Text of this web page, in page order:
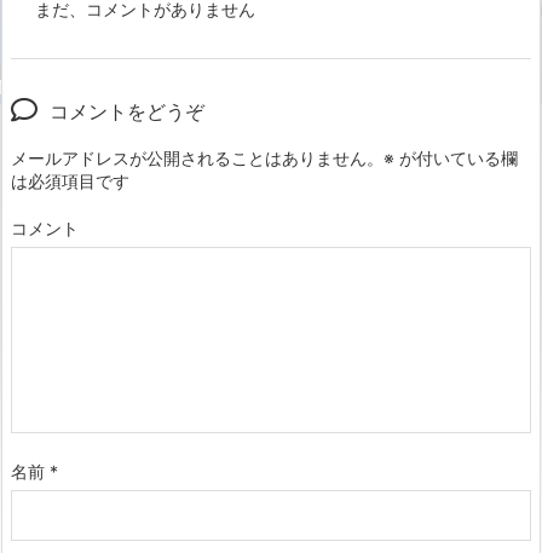
まだ、コメントがありません
コメントをどうぞ
メールアドレスが公開されることはありません。 ※ が付いている欄
は必須項目です
コメント
名前 *